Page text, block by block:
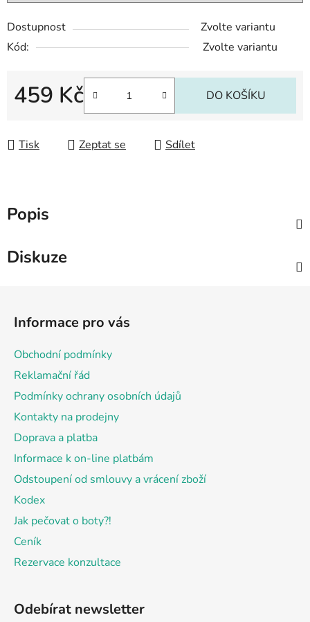
Dostupnost
Zvolte variantu
Kód:
Zvolte variantu
459 Kč DO KOŠÍKU
Tisk Zeptat se Sdílet
Popis
Diskuze
Informace pro vás
Obchodní podmínky
Reklamační řád
Podmínky ochrany osobních údajů
Kontakty na prodejny
Doprava a platba
Informace k on-line platbám
Odstoupení od smlouvy a vrácení zboží
Kodex
Jak pečovat o boty?!
Ceník
Rezervace konzultace
Odebírat newsletter